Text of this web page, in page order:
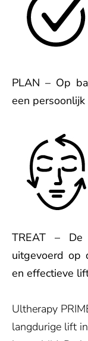
PLAN – Op
een
TREAT – De
uitgevoerd op
en effectieve
Ultherapy
langdurige lift